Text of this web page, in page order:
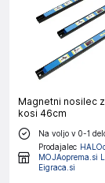
Magnetni nosilec
kosi 46cm
Na voljo v 0-1
Prodajalec
MOJAoprema.si
Eigraca.si